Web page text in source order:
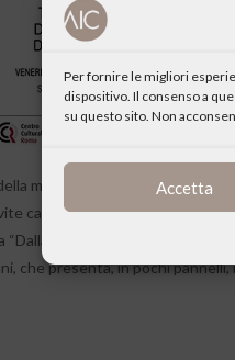
Per fornire le migliori
dispositivo. Il consenso a
su questo sito. Non
Accetta
morte di don Luigi Giussani il
cambiate da un incontro.
mia vita alla vostra”
che presenta, in pochi